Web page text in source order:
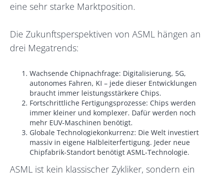
eine sehr starke Marktposition.
Die Zukunftsperspektiven von ASML hängen an
drei Megatrends:
Wachsende Chipnachfrage: Digitalisierung, 5G,
autonomes Fahren, KI – jede dieser Entwicklungen
braucht immer leistungsstärkere Chips.
Fortschrittliche Fertigungsprozesse: Chips werden
immer kleiner und komplexer. Dafür werden noch
mehr EUV-Maschinen benötigt.
Globale Technologiekonkurrenz: Die Welt investiert
massiv in eigene Halbleiterfertigung. Jeder neue
Chipfabrik-Standort benötigt ASML-Technologie.
ASML ist kein klassischer Zykliker, sondern ein